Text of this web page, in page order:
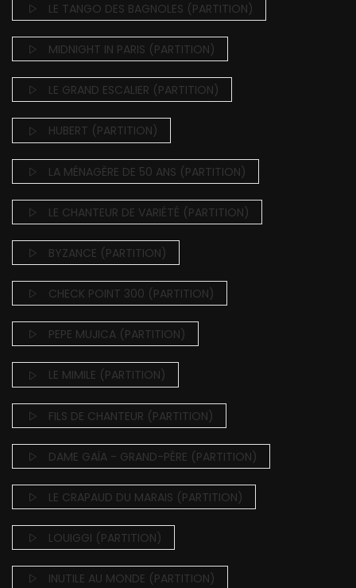
LE TANGO DES BAGNOLES (PARTITION)
MIDNIGHT IN PARIS (PARTITION)
LE GRAND ESCALIER (PARTITION)
HUBERT (PARTITION)
LA MÉNAGÈRE DE 50 ANS (PARTITION)
LE CHANTEUR DE VARIÉTÉ (PARTITION)
BYZANCE (PARTITION)
CHECK POINT 300 (PARTITION)
PEPE MUJICA (PARTITION)
LE MIMILE (PARTITION)
FILS DE CHANTEUR (PARTITION)
DAME GAÏA - GRAND-PÈRE (PARTITION)
LE CRAPAUD DU MARAIS (PARTITION)
LOUIGGI (PARTITION)
INUTILE AU MONDE (PARTITION)